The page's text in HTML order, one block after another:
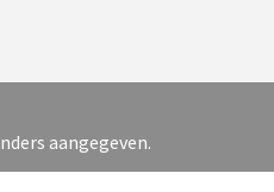
aangegeven.